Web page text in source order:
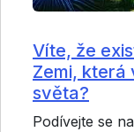
Víte, že
Zemi, která
světa?
Podívejte se